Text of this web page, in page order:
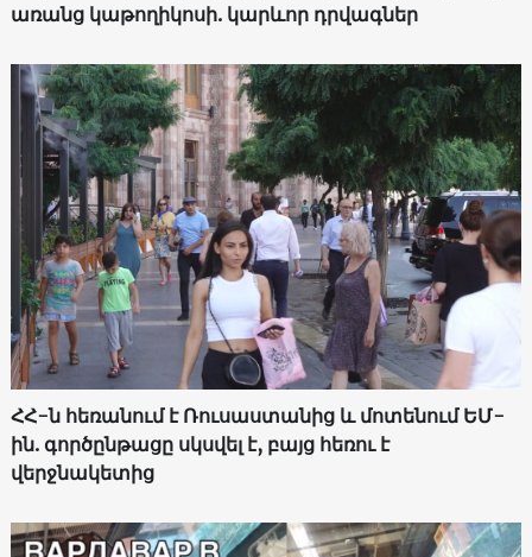
առանց կաթողիկոսի. կարևոր դրվագներ
ՀՀ-ն հեռանում է Ռուսաստանից և մոտենում ԵՄ-
ին. գործընթացը սկսվել է, բայց հեռու է
վերջնակետից